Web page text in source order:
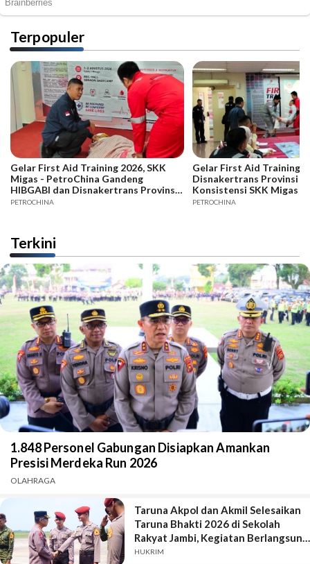
Terpopuler
Gelar First Aid Training 2026, SKK
Migas - PetroChina Gandeng
HIBGABI dan Disnakertrans Provinsi
Jambi
PETROCHINA
Gelar First Aid Training
Disnakertrans Provinsi
Konsistensi SKK Migas -
PETROCHINA
Terkini
1.848 Personel Gabungan Disiapkan Amankan
Presisi Merdeka Run 2026
OLAHRAGA
Taruna Akpol dan Akmil Selesaikan
Taruna Bhakti 2026 di Sekolah
Rakyat Jambi, Kegiatan Berlangsung
Aman dan Lancar
HUKRIM